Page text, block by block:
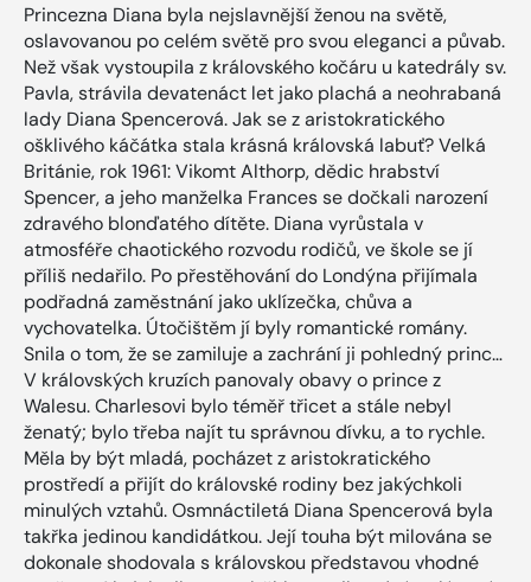
Princezna Diana byla nejslavnější ženou na světě,
oslavovanou po celém světě pro svou eleganci a půvab.
Než však vystoupila z královského kočáru u katedrály sv.
Pavla, strávila devatenáct let jako plachá a neohrabaná
lady Diana Spencerová. Jak se z aristokratického
ošklivého káčátka stala krásná královská labuť? Velká
Británie, rok 1961: Vikomt Althorp, dědic hrabství
Spencer, a jeho manželka Frances se dočkali narození
zdravého blonďatého dítěte. Diana vyrůstala v
atmosféře chaotického rozvodu rodičů, ve škole se jí
příliš nedařilo. Po přestěhování do Londýna přijímala
podřadná zaměstnání jako uklízečka, chůva a
vychovatelka. Útočištěm jí byly romantické romány.
Snila o tom, že se zamiluje a zachrání ji pohledný princ…
V královských kruzích panovaly obavy o prince z
Walesu. Charlesovi bylo téměř třicet a stále nebyl
ženatý; bylo třeba najít tu správnou dívku, a to rychle.
Měla by být mladá, pocházet z aristokratického
prostředí a přijít do královské rodiny bez jakýchkoli
minulých vztahů. Osmnáctiletá Diana Spencerová byla
takřka jedinou kandidátkou. Její touha být milována se
dokonale shodovala s královskou představou vhodné